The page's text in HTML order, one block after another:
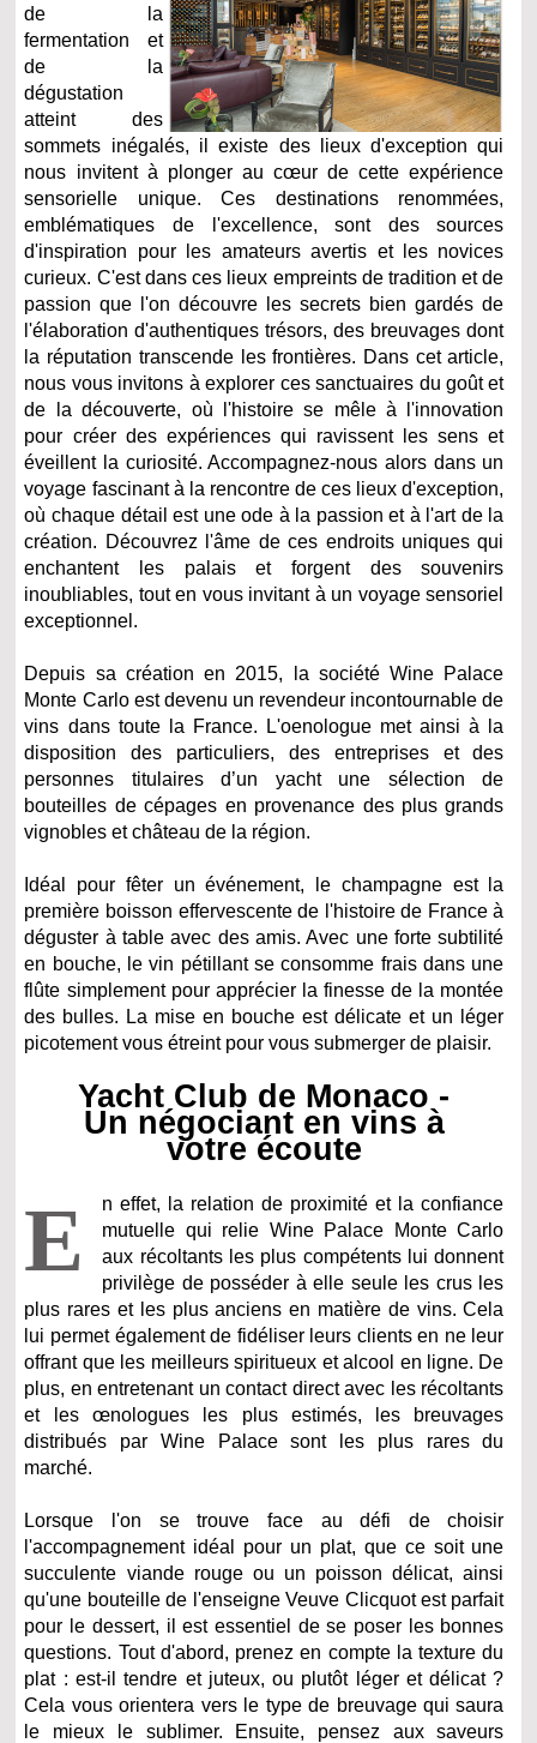
de la
fermentation et
de la
dégustation
atteint des
sommets inégalés, il existe des lieux d'exception qui
nous invitent à plonger au cœur de cette expérience
sensorielle unique. Ces destinations renommées,
emblématiques de l'excellence, sont des sources
d'inspiration pour les amateurs avertis et les novices
curieux. C'est dans ces lieux empreints de tradition et de
passion que l'on découvre les secrets bien gardés de
l'élaboration d'authentiques trésors, des breuvages dont
la réputation transcende les frontières. Dans cet article,
nous vous invitons à explorer ces sanctuaires du goût et
de la découverte, où l'histoire se mêle à l'innovation
pour créer des expériences qui ravissent les sens et
éveillent la curiosité. Accompagnez-nous alors dans un
voyage fascinant à la rencontre de ces lieux d'exception,
où chaque détail est une ode à la passion et à l'art de la
création. Découvrez l'âme de ces endroits uniques qui
enchantent les palais et forgent des souvenirs
inoubliables, tout en vous invitant à un voyage sensoriel
exceptionnel.
Depuis sa création en 2015, la société Wine Palace
Monte Carlo est devenu un revendeur incontournable de
vins dans toute la France. L'oenologue met ainsi à la
disposition des particuliers, des entreprises et des
personnes titulaires d’un yacht une sélection de
bouteilles de cépages en provenance des plus grands
vignobles et château de la région.
Idéal pour fêter un événement, le champagne est la
première boisson effervescente de l'histoire de France à
déguster à table avec des amis. Avec une forte subtilité
en bouche, le vin pétillant se consomme frais dans une
flûte simplement pour apprécier la finesse de la montée
des bulles. La mise en bouche est délicate et un léger
picotement vous étreint pour vous submerger de plaisir.
Yacht Club de Monaco -
Un négociant en vins à
votre écoute
E
n effet, la relation de proximité et la confiance
mutuelle qui relie Wine Palace Monte Carlo
aux récoltants les plus compétents lui donnent
privilège de posséder à elle seule les crus les
plus rares et les plus anciens en matière de vins. Cela
lui permet également de fidéliser leurs clients en ne leur
offrant que les meilleurs spiritueux et alcool en ligne. De
plus, en entretenant un contact direct avec les récoltants
et les œnologues les plus estimés, les breuvages
distribués par Wine Palace sont les plus rares du
marché.
Lorsque l'on se trouve face au défi de choisir
l'accompagnement idéal pour un plat, que ce soit une
succulente viande rouge ou un poisson délicat, ainsi
qu'une bouteille de l'enseigne Veuve Clicquot est parfait
pour le dessert, il est essentiel de se poser les bonnes
questions. Tout d'abord, prenez en compte la texture du
plat : est-il tendre et juteux, ou plutôt léger et délicat ?
Cela vous orientera vers le type de breuvage qui saura
le mieux le sublimer. Ensuite, pensez aux saveurs